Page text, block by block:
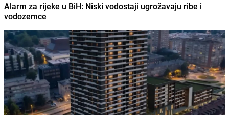
Alarm za rijeke u BiH: Niski vodostaji ugrožavaju ribe i
vodozemce